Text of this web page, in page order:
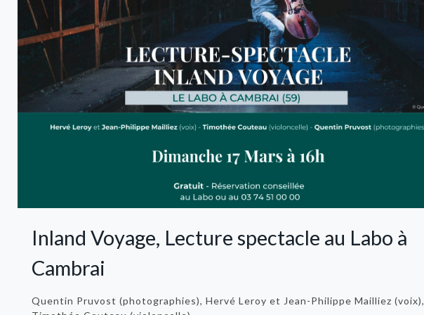
Inland Voyage, Lecture spectacle au Labo à
Cambrai
Quentin Pruvost (photographies), Hervé Leroy et Jean-Philippe Mailliez (voix),